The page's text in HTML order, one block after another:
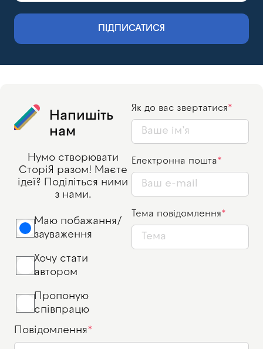
ПІДПИСАТИСЯ
Напишіть
нам
Нумо створювати
СторіЯ разом! Маєте
ідеї? Поділіться ними
з нами.
Маю побажання/
зауваження
Хочу стати
автором
Пропоную
співпрацю
Як до вас звертатися
Електронна пошта
Тема повідомлення
Повідомлення